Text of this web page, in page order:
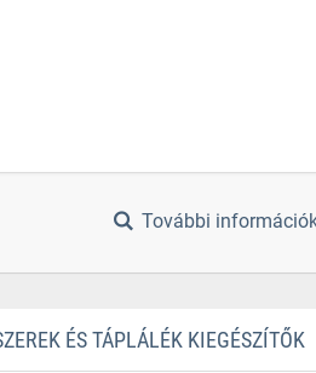
További
ÉS TÁPLÁLÉK KIEGÉSZÍTŐK